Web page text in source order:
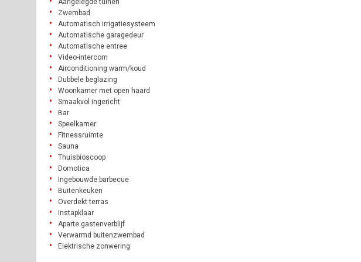
Aangelegde tuinen
Zwembad
Automatisch irrigatiesysteem
Automatische garagedeur
Automatische entree
Video-intercom
Airconditioning warm/koud
Dubbele beglazing
Woonkamer met open haard
Smaakvol ingericht
Bar
Speelkamer
Fitnessruimte
Sauna
Thuisbioscoop
Domotica
Ingebouwde barbecue
Buitenkeuken
Overdekt terras
Instapklaar
Aparte gastenverblijf
Verwarmd buitenzwembad
Elektrische zonwering